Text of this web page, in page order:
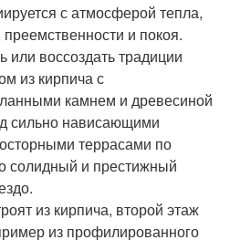
с атмосферой тепла,
и покоя.
или воссоздать традиции
из кирпича с
камнем и древесиной
сильно нависающими
террасами по
солидный и престижный
из кирпича, второй этаж
из профилированного